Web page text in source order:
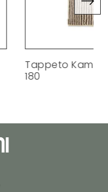
Tappeto Kami
180